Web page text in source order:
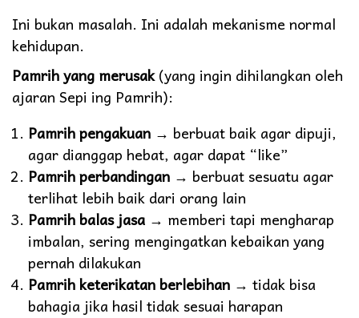
Ini bukan masalah. Ini adalah mekanisme normal
kehidupan.
Pamrih yang merusak(yang ingin dihilangkan oleh
ajaran Sepi ing Pamrih):
Pamrih pengakuan → berbuat baik agar dipuji,
agar dianggap hebat, agar dapat “like”
Pamrih perbandingan → berbuat sesuatu agar
terlihat lebih baik dari orang lain
Pamrih balas jasa → memberi tapi mengharap
imbalan, sering mengingatkan kebaikan yang
pernah dilakukan
Pamrih keterikatan berlebihan → tidak bisa
bahagia jika hasil tidak sesuai harapan